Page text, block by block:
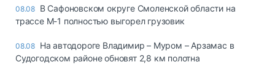
08.08 В Сафоновском округе Смоленской области на
трассе М-1 полностью выгорел грузовик
08.08 На автодороге Владимир – Муром – Арзамас в
Судогодском районе обновят 2,8 км полотна